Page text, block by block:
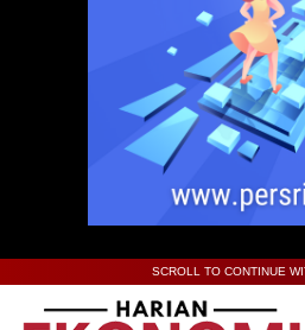
SCROLL TO CONTINUE